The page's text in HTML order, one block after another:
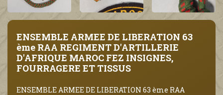
ENSEMBLE ARMEE DE LIBERATION 63
ème RAA REGIMENT D'ARTILLERIE
D'AFRIQUE MAROC FEZ INSIGNES,
FOURRAGERE ET TISSUS
ENSEMBLE ARMEE DE LIBERATION 63 ème RAA